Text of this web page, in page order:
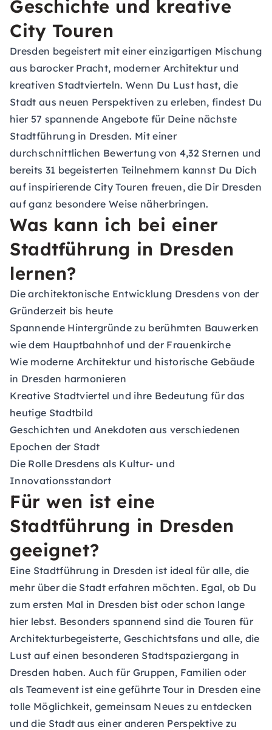
Geschichte und kreative
City Touren
Dresden begeistert mit einer einzigartigen Mischung
aus barocker Pracht, moderner Architektur und
kreativen Stadtvierteln. Wenn Du Lust hast, die
Stadt aus neuen Perspektiven zu erleben, findest Du
hier 57 spannende Angebote für Deine nächste
Stadtführung in Dresden. Mit einer
durchschnittlichen Bewertung von 4,32 Sternen und
bereits 31 begeisterten Teilnehmern kannst Du Dich
auf inspirierende City Touren freuen, die Dir Dresden
auf ganz besondere Weise näherbringen.
Was kann ich bei einer
Stadtführung in Dresden
lernen?
Die architektonische Entwicklung Dresdens von der
Gründerzeit bis heute
Spannende Hintergründe zu berühmten Bauwerken
wie dem Hauptbahnhof und der Frauenkirche
Wie moderne Architektur und historische Gebäude
in Dresden harmonieren
Kreative Stadtviertel und ihre Bedeutung für das
heutige Stadtbild
Geschichten und Anekdoten aus verschiedenen
Epochen der Stadt
Die Rolle Dresdens als Kultur- und
Innovationsstandort
Für wen ist eine
Stadtführung in Dresden
geeignet?
Eine Stadtführung in Dresden ist ideal für alle, die
mehr über die Stadt erfahren möchten. Egal, ob Du
zum ersten Mal in Dresden bist oder schon lange
hier lebst. Besonders spannend sind die Touren für
Architekturbegeisterte, Geschichtsfans und alle, die
Lust auf einen besonderen Stadtspaziergang in
Dresden haben. Auch für Gruppen, Familien oder
als Teamevent ist eine geführte Tour in Dresden eine
tolle Möglichkeit, gemeinsam Neues zu entdecken
und die Stadt aus einer anderen Perspektive zu